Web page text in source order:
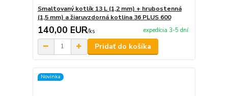
Smaltovaný kotlík 13 L (1,2 mm) + hrubostenná
(1,5 mm) a žiaruvzdorná kotlina 36 PLUS 600
140,00 EUR/ks expedícia 3-5 dní
Pridať do košíka
Novinka